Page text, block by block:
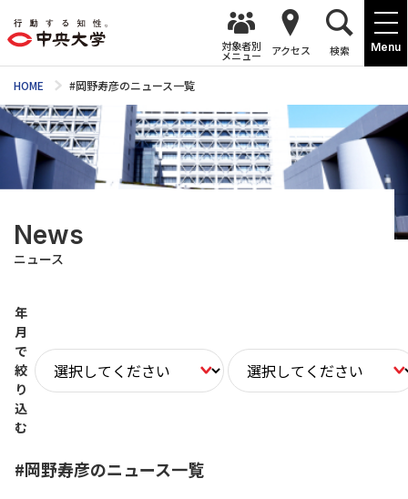
Menu
対象者別
メニュー アクセス 検索
HOME #岡野寿彦のニュース一覧
News
ニュース
年
月
で
絞
り
込
む
#岡野寿彦のニュース一覧